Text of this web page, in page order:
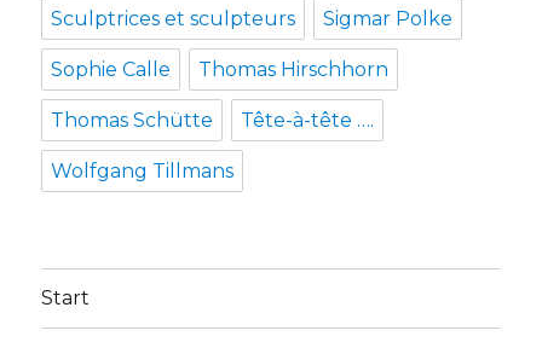
Sculptrices et sculpteurs Sigmar Polke
Sophie Calle Thomas Hirschhorn
Thomas Schütte Tête-à-tête ….
Wolfgang Tillmans
Start